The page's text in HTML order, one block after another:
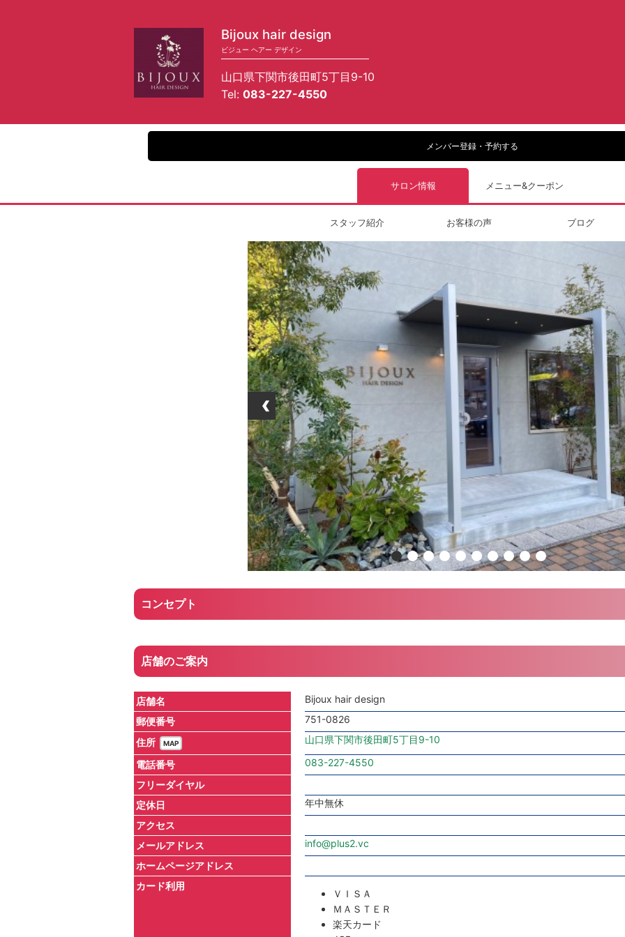
Bijoux hair design
ビジュー ヘアー デザイン
山口県下関市後田町5丁目9-10
083-227-4550
メンバー登録・予約する
サロン情報 メニュー&クーポン
スタッフ紹介 お客様の声 ブログ
‹
コンセプト
店舗のご案内
店舗名
Bijoux hair design
郵便番号
751-0826
住所
MAP 山口県下関市後田町5丁目9-10
電話番号
083-227-4550
フリーダイヤル
定休日
年中無休
アクセス
メールアドレス
info@plus2.vc
ホームページアドレス
カード利用
ＶＩＳＡ
ＭＡＳＴＥＲ
楽天カード